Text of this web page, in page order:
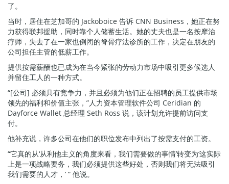
了。
当时，居住在芝加哥的 Jackoboice 告诉 CNN Business，她正在努
力获得联邦援助，同时靠个人储蓄生活。她的丈夫也是一名按摩治
疗师，失去了在一家也倒闭的脊骨疗法诊所的工作，决定在朋友的
公司担任主管的低薪工作。
提供按需薪酬也已成为在当今紧张的劳动力市场中吸引更多候选人
并留住工人的一种方式。
“[公司] 必须具有竞争力，并且必须为他们正在招聘的员工提供市场
领先的福利和价值主张，”人力资本管理软件公司 Ceridian 的
Dayforce Wallet 总经理 Seth Ross 说，该计划允许提前访问支
付。
他补充说，许多公司在他们的职位发布中列出了按需支付的工资。
“它真的从‘从利他主义的角度来看，我们需要做的事情’转变为‘这实际
上是一项战略要务，我们必须提供这些好处，否则我们将无法吸引
我们需要的人才，’ “ 他说。